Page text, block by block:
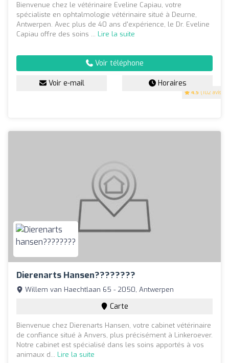
4.5 (102 avis)
Bienvenue chez le vétérinaire Eveline Capiau, votre
spécialiste en ophtalmologie vétérinaire situé à Deurne,
Antwerpen. Avec plus de 40 ans d'expérience, le Dr. Eveline
Capiau offre des soins ... Lire la suite
Voir téléphone
Voir e-mail Horaires
Dierenarts Hansen????????
Willem van Haechtlaan 65 - 2050, Antwerpen
Carte
Bienvenue chez Dierenarts Hansen, votre cabinet vétérinaire
de confiance situé à Anvers, plus précisément à Linkeroever.
Notre cabinet est spécialisé dans les soins apportés à vos
animaux d... Lire la suite